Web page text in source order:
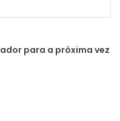
para a próxima vez